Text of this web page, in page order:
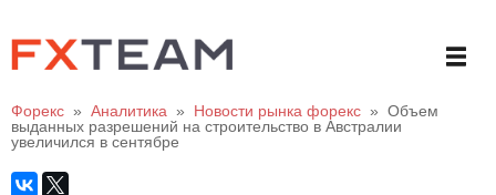
Форекс » Аналитика » Новости рынка форекс » Объем
выданных разрешений на строительство в Австралии
увеличился в сентябре